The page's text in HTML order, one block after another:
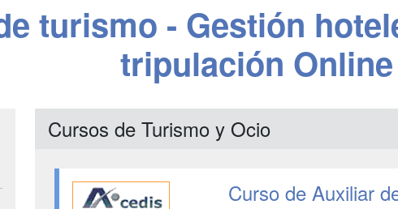
turismo - Gestión
tripulación Online
Cursos de Turismo y Ocio
Curso de Auxiliar